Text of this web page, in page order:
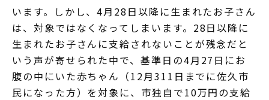
います。しかし、4月28日以降に生まれたお子さん
は、対象ではなくなってしまいます。28日以降に
生まれたお子さんに支給されないことが残念だと
いう声が寄せられた中で、基準日の4月27日にお
腹の中にいた赤ちゃん（12月311日までに佐久市
民になった方）を対象に、市独自で10万円の支給